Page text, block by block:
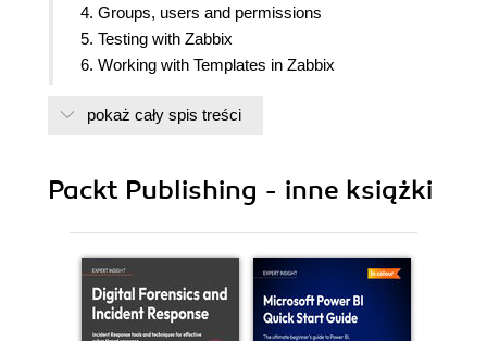
4. Groups, users and permissions
5. Testing with Zabbix
6. Working with Templates in Zabbix
8. VM Ware Monitoring & Proxies
11. Appendix: Upgrading and Troubleshooting
pokaż cały spis treści
Packt Publishing - inne książki